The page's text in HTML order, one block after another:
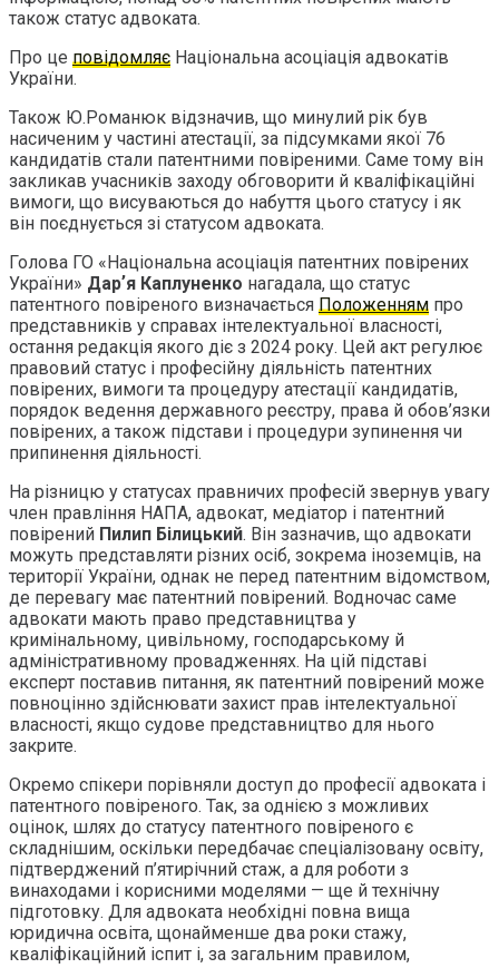
також статус адвоката.
Про це повідомляє Національна асоціація адвокатів
України.
Також Ю.Романюк відзначив, що минулий рік був
насиченим у частині атестації, за підсумками якої 76
кандидатів стали патентними повіреними. Саме тому він
закликав учасників заходу обговорити й кваліфікаційні
вимоги, що висуваються до набуття цього статусу і як
він поєднується зі статусом адвоката.
Голова ГО «Національна асоціація патентних повірених
України» Дарʼя Каплуненко нагадала, що статус
патентного повіреного визначається Положенням про
представників у справах інтелектуальної власності,
остання редакція якого діє з 2024 року. Цей акт регулює
правовий статус і професійну діяльність патентних
повірених, вимоги та процедуру атестації кандидатів,
порядок ведення державного реєстру, права й обов’язки
повірених, а також підстави і процедури зупинення чи
припинення діяльності.
На різницю у статусах правничих професій звернув увагу
член правління НАПА, адвокат, медіатор і патентний
повірений Пилип Білицький. Він зазначив, що адвокати
можуть представляти різних осіб, зокрема іноземців, на
території України, однак не перед патентним відомством,
де перевагу має патентний повірений. Водночас саме
адвокати мають право представництва у
кримінальному, цивільному, господарському й
адміністративному провадженнях. На цій підставі
експерт поставив питання, як патентний повірений може
повноцінно здійснювати захист прав інтелектуальної
власності, якщо судове представництво для нього
закрите.
Окремо спікери порівняли доступ до професії адвоката і
патентного повіреного. Так, за однією з можливих
оцінок, шлях до статусу патентного повіреного є
складнішим, оскільки передбачає спеціалізовану освіту,
підтверджений п’ятирічний стаж, а для роботи з
винаходами і корисними моделями — ще й технічну
підготовку. Для адвоката необхідні повна вища
юридична освіта, щонайменше два роки стажу,
кваліфікаційний іспит і, за загальним правилом,